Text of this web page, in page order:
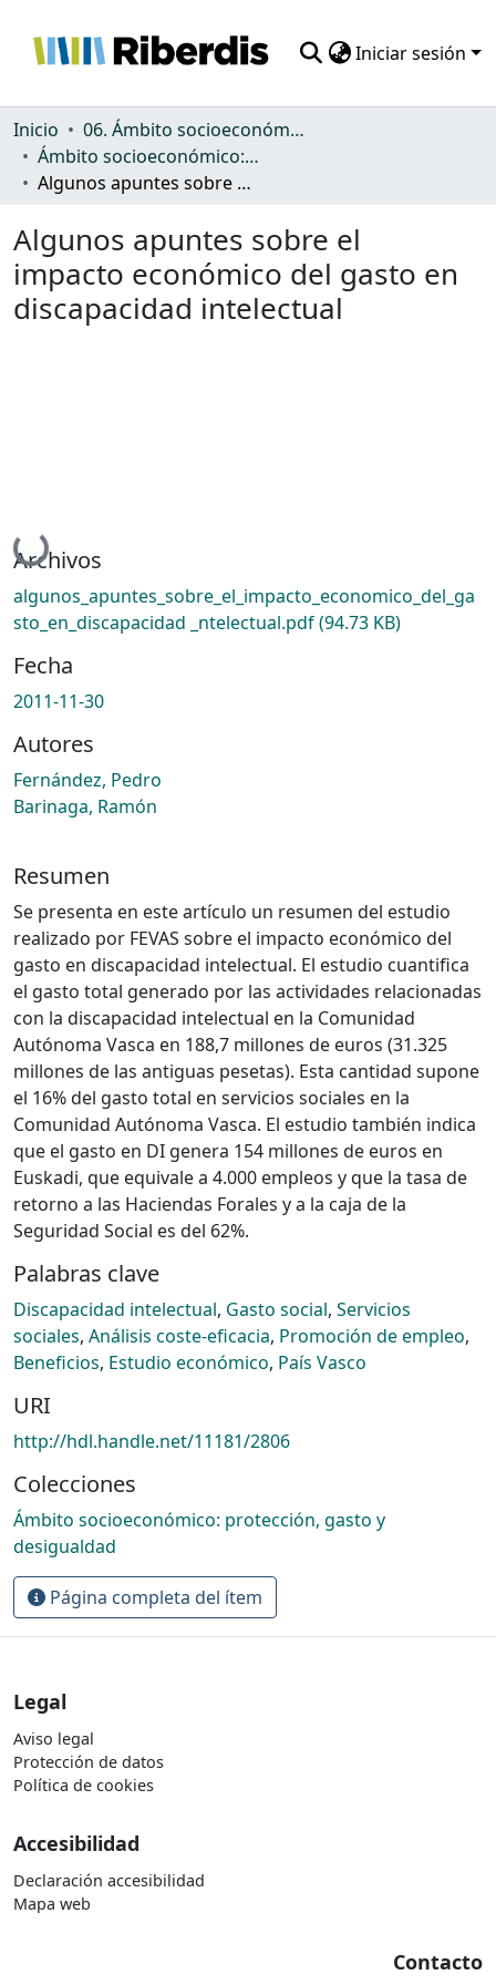
Iniciar sesión
Comunidades
Todo DSpace
Inicio
06. Ámbito socioeconómico: protección, gasto y desigualdad
Ámbito socioeconómico: protección, gasto y desigualdad
Algunos apuntes sobre el impacto económico del gasto en discapacidad intelectual
Algunos apuntes sobre el
impacto económico del gasto en
discapacidad intelectual
Cargando...
Archivos
algunos_apuntes_sobre_el_impacto_economico_del_ga
sto_en_discapacidad _ntelectual.pdf(94.73 KB)
Fecha
2011-11-30
Autores
Fernández, Pedro
Barinaga, Ramón
Resumen
Se presenta en este artículo un resumen del estudio
realizado por FEVAS sobre el impacto económico del
gasto en discapacidad intelectual. El estudio cuantifica
el gasto total generado por las actividades relacionadas
con la discapacidad intelectual en la Comunidad
Autónoma Vasca en 188,7 millones de euros (31.325
millones de las antiguas pesetas). Esta cantidad supone
el 16% del gasto total en servicios sociales en la
Comunidad Autónoma Vasca. El estudio también indica
que el gasto en DI genera 154 millones de euros en
Euskadi, que equivale a 4.000 empleos y que la tasa de
retorno a las Haciendas Forales y a la caja de la
Seguridad Social es del 62%.
Palabras clave
Discapacidad intelectual, Gasto social, Servicios
sociales, Análisis coste-eficacia, Promoción de empleo,
Beneficios, Estudio económico, País Vasco
URI
http://hdl.handle.net/11181/2806
Colecciones
Ámbito socioeconómico: protección, gasto y
desigualdad
Página completa del ítem
Legal
Aviso legal
Protección de datos
Política de cookies
Accesibilidad
Declaración accesibilidad
Mapa web
Contacto